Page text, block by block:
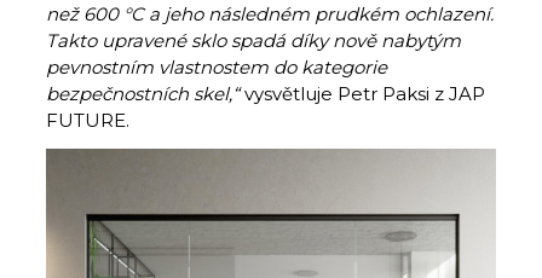
než 600 °C a jeho následném prudkém ochlazení.
Takto upravené sklo spadá díky nově nabytým
pevnostním vlastnostem do kategorie
bezpečnostních skel,“vysvětluje Petr Paksi z JAP
FUTURE.